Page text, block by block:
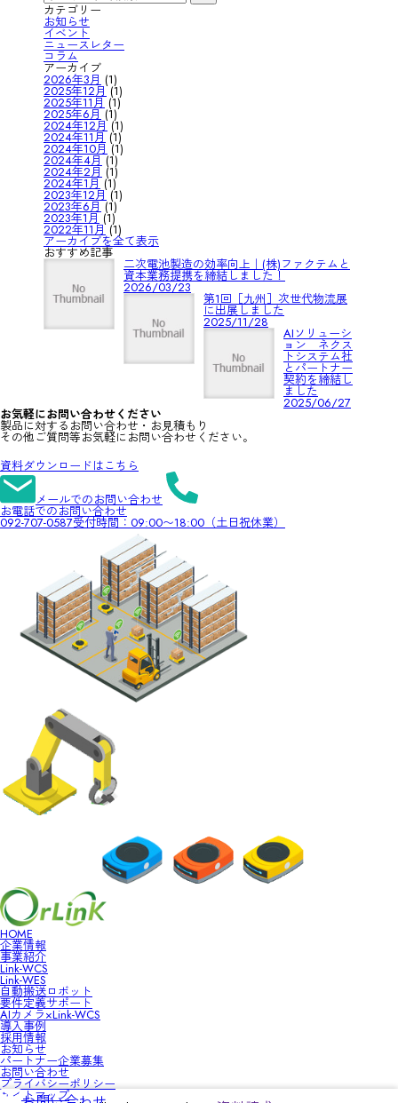
カテゴリー
お知らせ
イベント
ニュースレター
コラム
アーカイブ
2026年3月 (1)
2025年12月(1)
2025年11月(1)
2025年6月(1)
2024年12月 (1)
2024年11月(1)
2024年10月 (1)
2024年4月(1)
2024年2月 (1)
2024年1月(1)
2023年12月 (1)
2023年6月(1)
2023年1月(1)
2022年11月 (1)
アーカイブを全て表示
おすすめ記事
二次電池製造の効率向上｜(株)ファクテムと
資本業務提携を締結しました！
2026/03/23
第1回［九州］次世代物流展
に出展しました
2025/11/28
AIソリューシ
ョン ネクス
トシステム社
とパートナー
契約を締結し
ました
2025/06/27
お気軽にお問い合わせください
製品に対するお問い合わせ・お見積もり
その他ご質問等お気軽にお問い合わせください。
資料ダウンロードはこちら
メールでのお問い合わせ
お電話でのお問い合わせ
092-707-0587受付時間：09:00〜18:00（土日祝休業）
HOME
企業情報
事業紹介
Link-WCS
Link-WES
自動搬送ロボット
要件定義サポート
AIカメラ×Link-WCS
導入事例
採用情報
お知らせ
パートナー企業募集
お問い合わせ
プライバシーポリシー
サイトマップ